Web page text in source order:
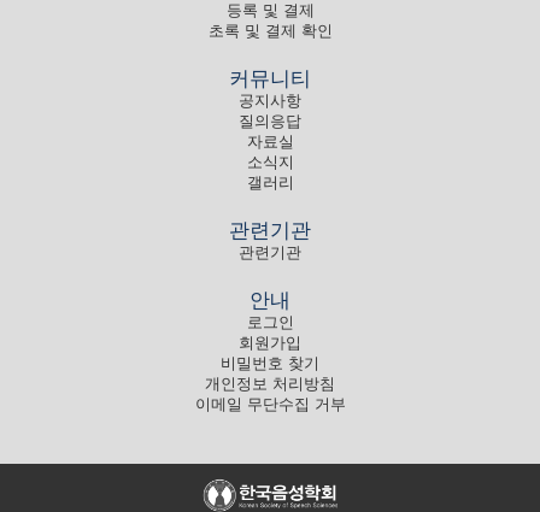
등록 및 결제
초록 및 결제 확인
커뮤니티
공지사항
질의응답
자료실
소식지
갤러리
관련기관
관련기관
안내
로그인
회원가입
비밀번호 찾기
개인정보 처리방침
이메일 무단수집 거부